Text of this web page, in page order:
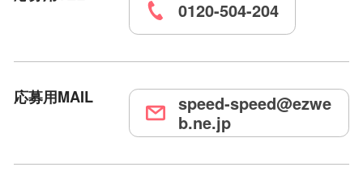
0120-504-204
応募用MAIL
speed-speed@ezwe
b.ne.jp